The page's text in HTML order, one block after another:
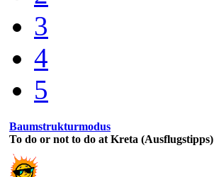
3
4
5
Baumstrukturmodus
To do or not to do at Kreta (Ausflugstipps)